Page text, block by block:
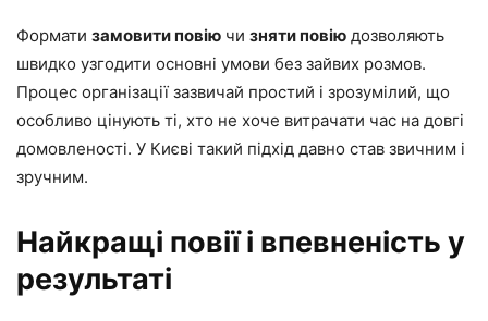
Формати замовити повію чи зняти повію дозволяють
швидко узгодити основні умови без зайвих розмов.
Процес організації зазвичай простий і зрозумілий, що
особливо цінують ті, хто не хоче витрачати час на довгі
домовленості. У Києві такий підхід давно став звичним і
зручним.
Найкращі повії і впевненість у
результаті